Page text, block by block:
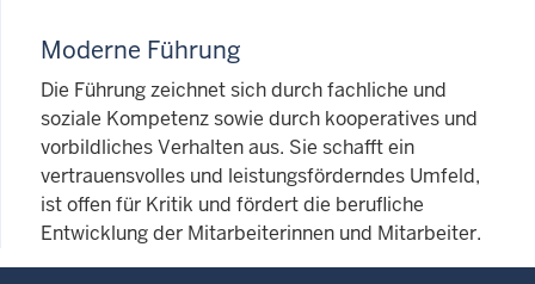
Moderne Führung
Die Führung zeichnet sich durch fachliche und
soziale Kompetenz sowie durch kooperatives und
vorbildliches Verhalten aus. Sie schafft ein
vertrauensvolles und leistungsförderndes Umfeld,
ist offen für Kritik und fördert die berufliche
Entwicklung der Mitarbeiterinnen und Mitarbeiter.